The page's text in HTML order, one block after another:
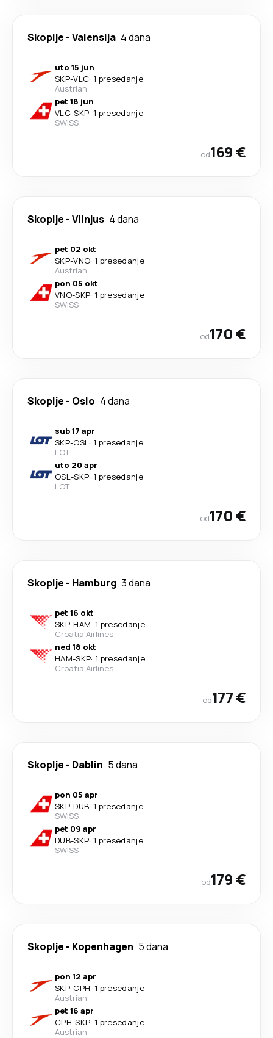
Skoplje -Valensija 4 dana
uto 15 jun
SKP-VLC· 1 presedanje
Austrian
pet 18 jun
VLC-SKP· 1 presedanje
SWISS
od169 €
Skoplje -Vilnjus 4 dana
pet 02 okt
SKP-VNO· 1 presedanje
Austrian
pon 05 okt
VNO-SKP· 1 presedanje
SWISS
od170 €
Skoplje - Oslo 4 dana
sub 17 apr
SKP-OSL· 1 presedanje
LOT
uto 20 apr
OSL-SKP· 1 presedanje
LOT
od170 €
Skoplje - Hamburg 3 dana
pet 16 okt
SKP-HAM· 1 presedanje
Croatia Airlines
ned 18 okt
HAM-SKP· 1 presedanje
Croatia Airlines
od177 €
Skoplje - Dablin 5 dana
pon 05 apr
SKP-DUB· 1 presedanje
SWISS
pet 09 apr
DUB-SKP· 1 presedanje
SWISS
od179 €
Skoplje - Kopenhagen 5 dana
pon 12 apr
SKP-CPH· 1 presedanje
Austrian
pet 16 apr
CPH-SKP· 1 presedanje
Austrian